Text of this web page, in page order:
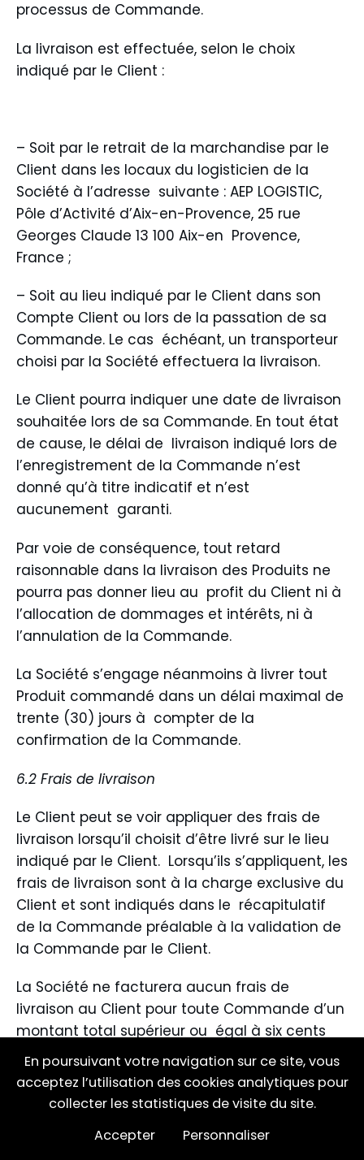
processus de Commande.
La livraison est effectuée, selon le choix
indiqué par le Client :
– Soit par le retrait de la marchandise par le
Client dans les locaux du logisticien de la
Société à l’adresse suivante : AEP LOGISTIC,
Pôle d’Activité d’Aix-en-Provence, 25 rue
Georges Claude 13 100 Aix-en Provence,
France ;
– Soit au lieu indiqué par le Client dans son
Compte Client ou lors de la passation de sa
Commande. Le cas échéant, un transporteur
choisi par la Société effectuera la livraison.
Le Client pourra indiquer une date de livraison
souhaitée lors de sa Commande. En tout état
de cause, le délai de livraison indiqué lors de
l’enregistrement de la Commande n’est
donné qu’à titre indicatif et n’est
aucunement garanti.
Par voie de conséquence, tout retard
raisonnable dans la livraison des Produits ne
pourra pas donner lieu au profit du Client ni à
l’allocation de dommages et intérêts, ni à
l’annulation de la Commande.
La Société s’engage néanmoins à livrer tout
Produit commandé dans un délai maximal de
trente (30) jours à compter de la
confirmation de la Commande.
6.2 Frais de livraison
Le Client peut se voir appliquer des frais de
livraison lorsqu’il choisit d’être livré sur le lieu
indiqué par le Client. Lorsqu’ils s’appliquent, les
frais de livraison sont à la charge exclusive du
Client et sont indiqués dans le récapitulatif
de la Commande préalable à la validation de
la Commande par le Client.
La Société ne facturera aucun frais de
livraison au Client pour toute Commande d’un
montant total supérieur ou égal à six cents
euros toutes taxes comprises (600 € TTC).
Pour toute Commande d’un montant total
inférieur ou égale à cinq cent quatre-vingt-
dix-neuf euros toutes taxes comprises (599 €
En poursuivant votre navigation sur ce site, vous
acceptez l’utilisation des cookies analytiques pour
collecter les statistiques de visite du site.
Personnaliser
Accepter